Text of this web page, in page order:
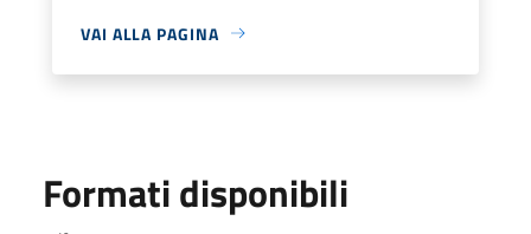
VAI ALLA PAGINA
Formati disponibili